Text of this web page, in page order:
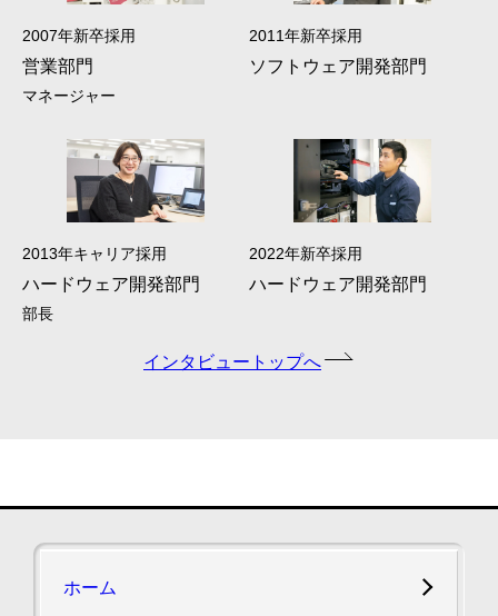
2007年新卒採用
営業部門
マネージャー
2011年新卒採用
ソフトウェア開発部門
2013年キャリア採用
ハードウェア開発部門
部長
2022年新卒採用
ハードウェア開発部門
インタビュートップへ
ホーム